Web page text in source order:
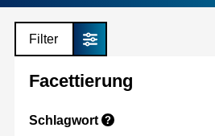
Filter
Facettierung
Schlagwort ?